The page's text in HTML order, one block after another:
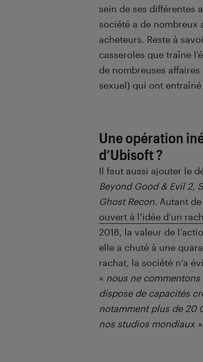
sein de ses différentes
société a de nombreux
acheteurs. Reste à
casseroles que traîne
de nombreuses
sexuel) qui ont
Une opération
d’Ubisoft ?
Il faut aussi ajouter le
Beyond Good & Evil 2,
Ghost Recon. Autant
ouvert à l’idée d’un
2018, la valeur de
elle a chuté à une
rachat, la société n’a
« nous ne
dispose de capacités
notamment plus de 20
nos studios mondiaux »